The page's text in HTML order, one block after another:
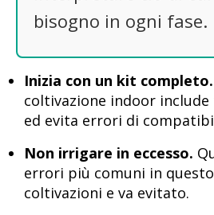
bisogno in ogni fase.
Inizia con un kit completo.
coltivazione indoor
ed evita errori di
Non irrigare in eccesso.
errori più comuni in
coltivazioni e va evitato.